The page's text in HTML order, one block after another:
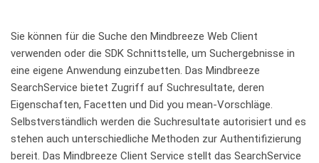
Sie können für die Suche den Mindbreeze Web Client
verwenden oder die SDK Schnittstelle, um Suchergebnisse in
eine eigene Anwendung einzubetten. Das Mindbreeze
SearchService bietet Zugriff auf Suchresultate, deren
Eigenschaften, Facetten und Did you mean-Vorschläge.
Selbstverständlich werden die Suchresultate autorisiert und es
stehen auch unterschiedliche Methoden zur Authentifizierung
bereit. Das Mindbreeze Client Service stellt das SearchService